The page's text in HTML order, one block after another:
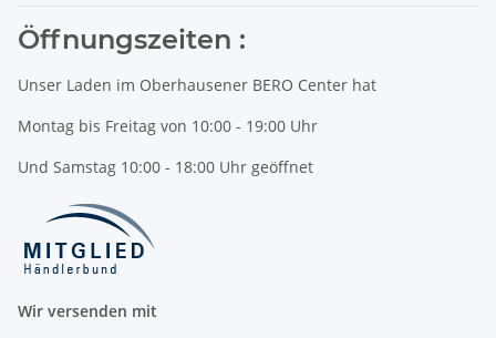
Öffnungszeiten :
Unser Laden im Oberhausener BERO Center hat
Montag bis Freitag von 10:00 - 19:00 Uhr
Und Samstag 10:00 - 18:00 Uhr geöffnet
Wir versenden mit